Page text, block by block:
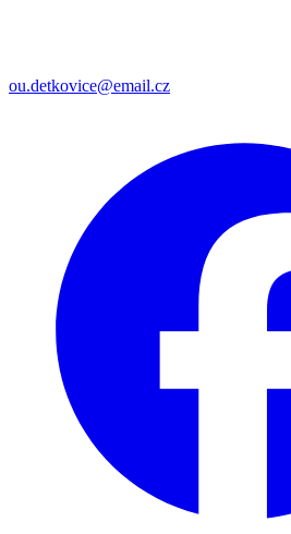
ou.detkovice@email.cz